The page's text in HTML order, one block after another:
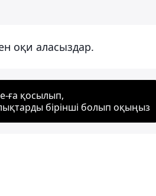
оқи аласыздар.
ға қосылып,
бірінші болып оқыңыз